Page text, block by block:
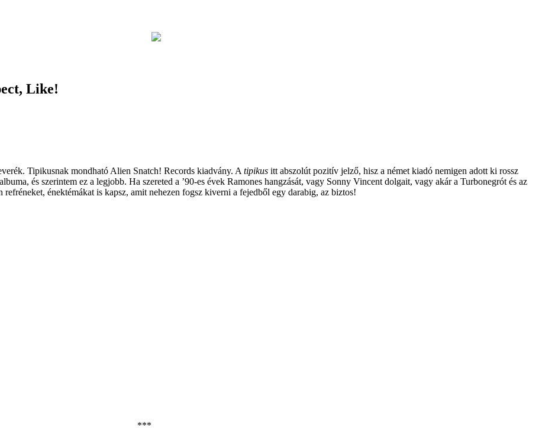
Like!
Tipikusnak mondható Alien Snatch! Records kiadvány. A tipikus itt abszolút pozitív jelző, hisz a német kiadó nemigen adott ki rossz
és szerintem ez a legjobb. Ha szereted a ’90-es évek Ramones hangzását, vagy Sonny Vincent dolgait, vagy akár a Turbonegrót és az
énektémákat is kapsz, amit nehezen fogsz kiverni a fejedből egy darabig, az biztos!
***